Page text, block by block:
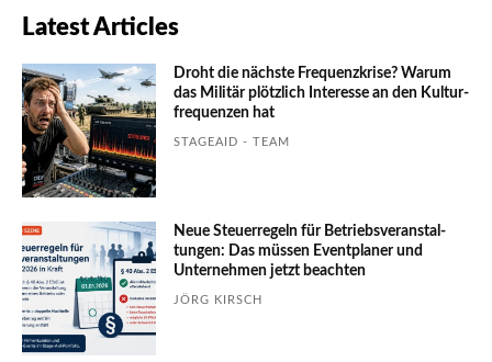
Latest Articles
Droht die nächste Frequenzkrise? Warum
das Mili­tär plötzlich Inte­resse an den Kultur­
fre­quen­zen hat
STAGEAID - TEAM
Neue Steuerregeln für Betriebs­ver­an­stal­
tungen: Das müssen Event­planer und
Unter­nehmen jetzt beachten
JÖRG KIRSCH